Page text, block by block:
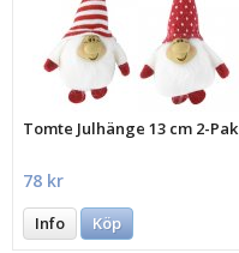
Tomte Julhänge 13 cm 2-Pak
78 kr
Info Köp